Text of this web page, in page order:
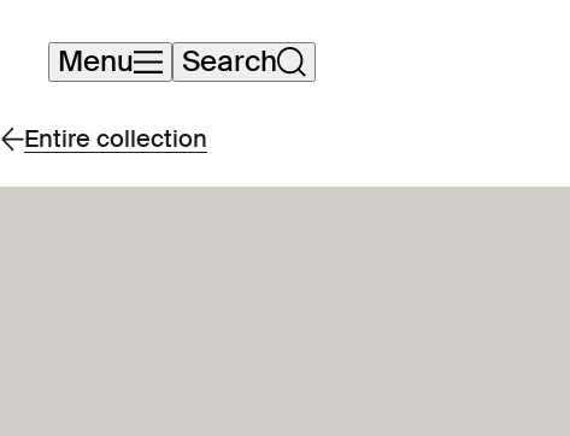
Skip
navigation
Menu Search
Entire collection